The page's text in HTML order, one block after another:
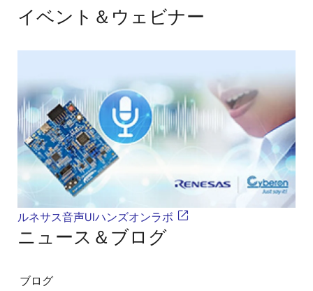
accuracy and enhanced reliability, even in noisy
environments.
イベント＆ウェビナー
ルネサス音声UIハンズオンラボ
ニュース＆ブログ
ブログ